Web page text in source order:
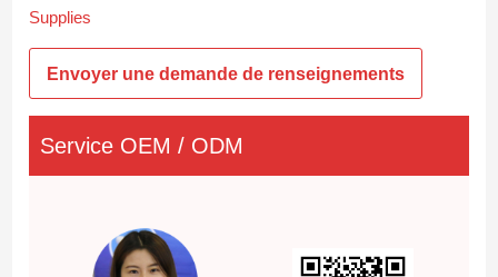
Supplies
Envoyer une demande de renseignements
Service OEM / ODM